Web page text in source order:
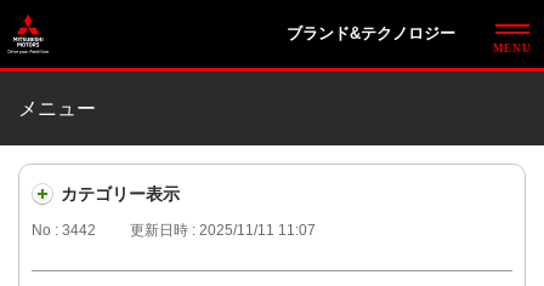
ブランド&テクノロジー
メニュー
カテゴリー表示
No : 3442 更新日時 : 2025/11/11 11:07